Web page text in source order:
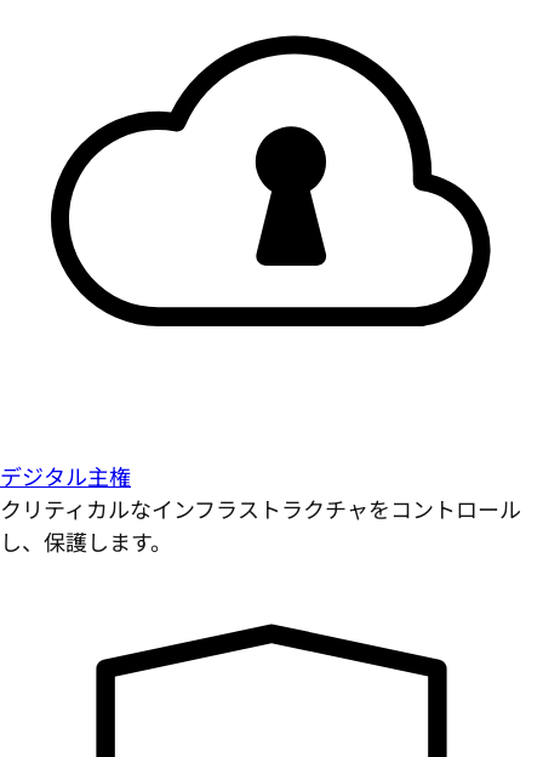
デジタル主権
クリティカルなインフラストラクチャをコントロール
し、保護します。